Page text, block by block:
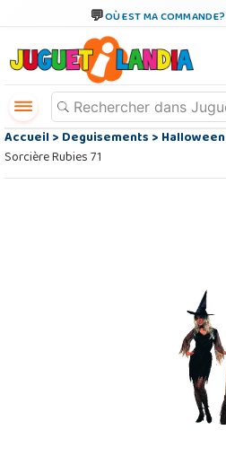
OÙ EST MA COMMANDE?
Accueil>Deguisements>Halloween
Sorcière Rubies 71